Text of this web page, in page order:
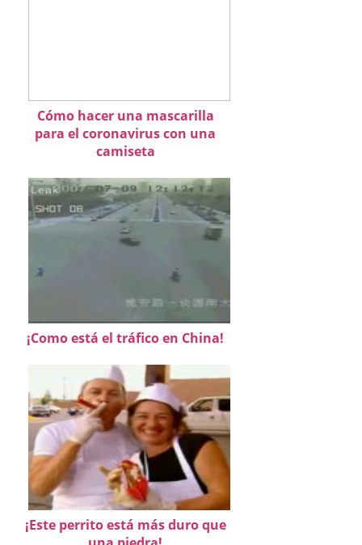
Cómo hacer una mascarilla
para el coronavirus con una
camiseta
¡Como está el tráfico en China!
¡Este perrito está más duro que